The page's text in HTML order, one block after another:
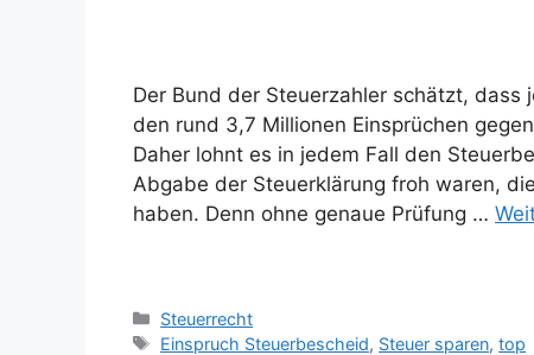
Der Bund der Steuerzahler schätzt,
den rund 3,7 Millionen Einsprüchen
Daher lohnt es in jedem Fall den
Abgabe der Steuerklärung froh waren,
haben. Denn ohne genaue Prüfung …
Kategorien
Steuerrecht
Schlagwörter
Einspruch Steuerbescheid, Steuer sparen,top